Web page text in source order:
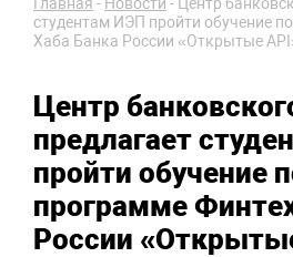
студентам ИЭП пройти обучение
Хаба Банка России «Открытые
Центр
предлагает
пройти обучение
программе
России